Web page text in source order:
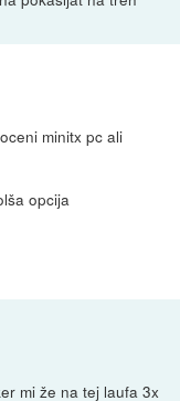
minitx pc ali
opcija
mi že na tej laufa 3x